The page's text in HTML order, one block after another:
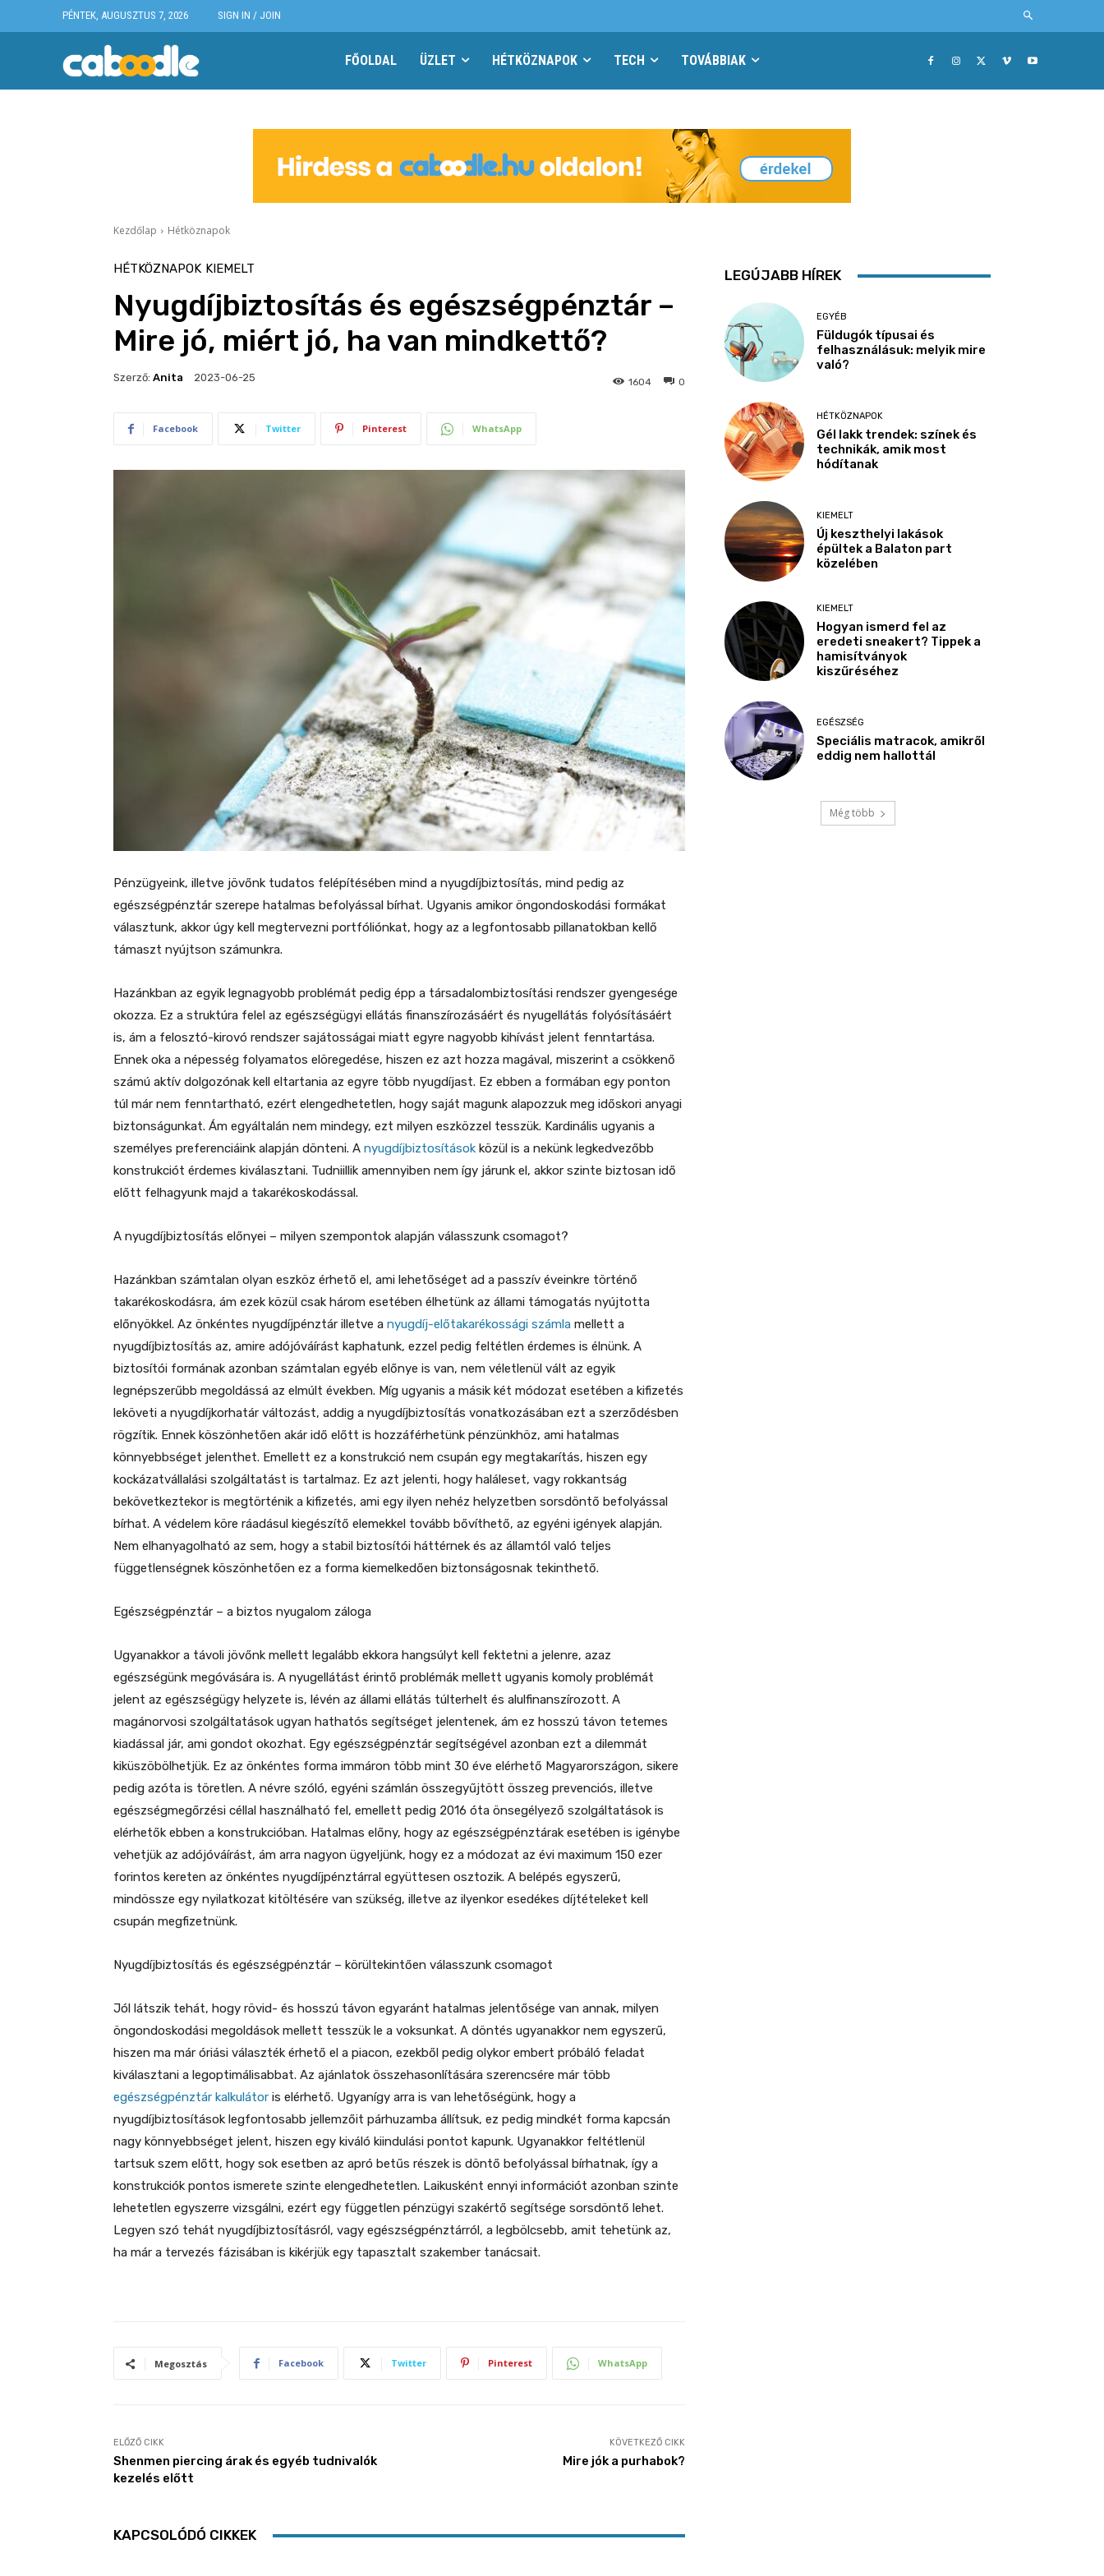
PÉNTEK, AUGUSZTUS 7, 2026 SIGN IN / JOIN
FŐOLDAL ÜZLET HÉTKÖZNAPOK TECH TOVÁBBIAK
Kezdőlap Hétköznapok
HÉTKÖZNAPOK KIEMELT
Nyugdíjbiztosítás és egészségpénztár –
Mire jó, miért jó, ha van mindkettő?
Szerző: Anita 2023-06-25 0
1604
Facebook Twitter Pinterest WhatsApp
Pénzügyeink, illetve jövőnk tudatos felépítésében mind a nyugdíjbiztosítás, mind pedig az
egészségpénztár szerepe hatalmas befolyással bírhat. Ugyanis amikor öngondoskodási formákat
választunk, akkor úgy kell megtervezni portfóliónkat, hogy az a legfontosabb pillanatokban kellő
támaszt nyújtson számunkra.
Hazánkban az egyik legnagyobb problémát pedig épp a társadalombiztosítási rendszer gyengesége
okozza. Ez a struktúra felel az egészségügyi ellátás finanszírozásáért és nyugellátás folyósításáért
is, ám a felosztó-kirovó rendszer sajátosságai miatt egyre nagyobb kihívást jelent fenntartása.
Ennek oka a népesség folyamatos elöregedése, hiszen ez azt hozza magával, miszerint a csökkenő
számú aktív dolgozónak kell eltartania az egyre több nyugdíjast. Ez ebben a formában egy ponton
túl már nem fenntartható, ezért elengedhetetlen, hogy saját magunk alapozzuk meg időskori anyagi
biztonságunkat. Ám egyáltalán nem mindegy, ezt milyen eszközzel tesszük. Kardinális ugyanis a
személyes preferenciáink alapján dönteni. A nyugdíjbiztosítások közül is a nekünk legkedvezőbb
konstrukciót érdemes kiválasztani. Tudniillik amennyiben nem így járunk el, akkor szinte biztosan idő
előtt felhagyunk majd a takarékoskodással.
A nyugdíjbiztosítás előnyei – milyen szempontok alapján válasszunk csomagot?
Hazánkban számtalan olyan eszköz érhető el, ami lehetőséget ad a passzív éveinkre történő
takarékoskodásra, ám ezek közül csak három esetében élhetünk az állami támogatás nyújtotta
előnyökkel. Az önkéntes nyugdíjpénztár illetve a nyugdíj-előtakarékossági számla mellett a
nyugdíjbiztosítás az, amire adójóváírást kaphatunk, ezzel pedig feltétlen érdemes is élnünk. A
biztosítói formának azonban számtalan egyéb előnye is van, nem véletlenül vált az egyik
legnépszerűbb megoldássá az elmúlt években. Míg ugyanis a másik két módozat esetében a kifizetés
leköveti a nyugdíjkorhatár változást, addig a nyugdíjbiztosítás vonatkozásában ezt a szerződésben
rögzítik. Ennek köszönhetően akár idő előtt is hozzáférhetünk pénzünkhöz, ami hatalmas
könnyebbséget jelenthet. Emellett ez a konstrukció nem csupán egy megtakarítás, hiszen egy
kockázatvállalási szolgáltatást is tartalmaz. Ez azt jelenti, hogy haláleset, vagy rokkantság
bekövetkeztekor is megtörténik a kifizetés, ami egy ilyen nehéz helyzetben sorsdöntő befolyással
bírhat. A védelem köre ráadásul kiegészítő elemekkel tovább bővíthető, az egyéni igények alapján.
Nem elhanyagolható az sem, hogy a stabil biztosítói háttérnek és az államtól való teljes
függetlenségnek köszönhetően ez a forma kiemelkedően biztonságosnak tekinthető.
Egészségpénztár – a biztos nyugalom záloga
Ugyanakkor a távoli jövőnk mellett legalább ekkora hangsúlyt kell fektetni a jelenre, azaz
egészségünk megóvására is. A nyugellátást érintő problémák mellett ugyanis komoly problémát
jelent az egészségügy helyzete is, lévén az állami ellátás túlterhelt és alulfinanszírozott. A
magánorvosi szolgáltatások ugyan hathatós segítséget jelentenek, ám ez hosszú távon tetemes
kiadással jár, ami gondot okozhat. Egy egészségpénztár segítségével azonban ezt a dilemmát
kiküszöbölhetjük. Ez az önkéntes forma immáron több mint 30 éve elérhető Magyarországon, sikere
pedig azóta is töretlen. A névre szóló, egyéni számlán összegyűjtött összeg prevenciós, illetve
egészségmegőrzési céllal használható fel, emellett pedig 2016 óta önsegélyező szolgáltatások is
elérhetők ebben a konstrukcióban. Hatalmas előny, hogy az egészségpénztárak esetében is igénybe
vehetjük az adójóváírást, ám arra nagyon ügyeljünk, hogy ez a módozat az évi maximum 150 ezer
forintos kereten az önkéntes nyugdíjpénztárral együttesen osztozik. A belépés egyszerű,
mindössze egy nyilatkozat kitöltésére van szükség, illetve az ilyenkor esedékes díjtételeket kell
csupán megfizetnünk.
Nyugdíjbiztosítás és egészségpénztár – körültekintően válasszunk csomagot
Jól látszik tehát, hogy rövid- és hosszú távon egyaránt hatalmas jelentősége van annak, milyen
öngondoskodási megoldások mellett tesszük le a voksunkat. A döntés ugyanakkor nem egyszerű,
hiszen ma már óriási választék érhető el a piacon, ezekből pedig olykor embert próbáló feladat
kiválasztani a legoptimálisabbat. Az ajánlatok összehasonlítására szerencsére már több
egészségpénztár kalkulátor is elérhető. Ugyanígy arra is van lehetőségünk, hogy a
nyugdíjbiztosítások legfontosabb jellemzőit párhuzamba állítsuk, ez pedig mindkét forma kapcsán
nagy könnyebbséget jelent, hiszen egy kiváló kiindulási pontot kapunk. Ugyanakkor feltétlenül
tartsuk szem előtt, hogy sok esetben az apró betűs részek is döntő befolyással bírhatnak, így a
konstrukciók pontos ismerete szinte elengedhetetlen. Laikusként ennyi információt azonban szinte
lehetetlen egyszerre vizsgálni, ezért egy független pénzügyi szakértő segítsége sorsdöntő lehet.
Legyen szó tehát nyugdíjbiztosításról, vagy egészségpénztárról, a legbölcsebb, amit tehetünk az,
ha már a tervezés fázisában is kikérjük egy tapasztalt szakember tanácsait.
Megosztás Facebook Twitter Pinterest WhatsApp
ELŐZŐ CIKK
Shenmen piercing árak és egyéb tudnivalók
kezelés előtt
KÖVETKEZŐ CIKK
Mire jók a purhabok?
KAPCSOLÓDÓ CIKKEK
LEGÚJABB HÍREK
EGYÉB
Füldugók típusai és
felhasználásuk: melyik mire
való?
HÉTKÖZNAPOK
Gél lakk trendek: színek és
technikák, amik most
hódítanak
KIEMELT
Új keszthelyi lakások
épültek a Balaton part
közelében
KIEMELT
Hogyan ismerd fel az
eredeti sneakert? Tippek a
hamisítványok
kiszűréséhez
EGÉSZSÉG
Speciális matracok, amikről
eddig nem hallottál
Még több